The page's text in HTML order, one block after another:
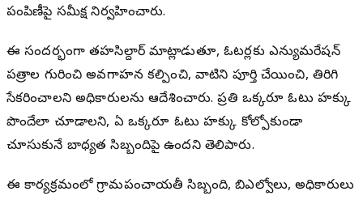
పంపిణీపై సమీక్ష నిర్వహించారు.
ఈ సందర్భంగా తహసిల్దార్ మాట్లాడుతూ, ఓటర్లకు ఎన్యుమరేషన్
పత్రాల గురించి అవగాహన కల్పించి, వాటిని పూర్తి చేయించి, తిరిగి
సేకరించాలని అధికారులను ఆదేశించారు. ప్రతి ఒక్కరూ ఓటు హక్కు
పొందేలా చూడాలని, ఏ ఒక్కరూ ఓటు హక్కు కోల్పోకుండా
చూసుకునే బాధ్యత సిబ్బందిపై ఉందని తెలిపారు.
ఈ కార్యక్రమంలో గ్రామపంచాయతీ సిబ్బంది, బిఎల్వోలు, అధికారులు